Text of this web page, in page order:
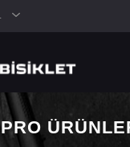
PRO